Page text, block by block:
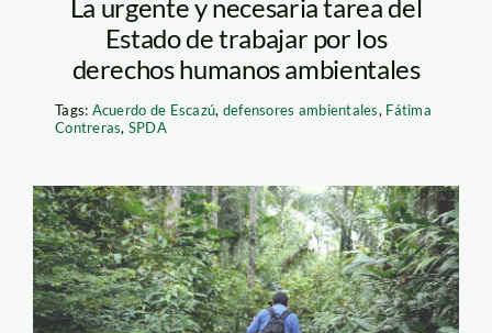
La urgente y necesaria tarea del
Estado de trabajar por los
derechos humanos ambientales
Tags: Acuerdo de Escazú, defensores ambientales, Fátima
Contreras, SPDA
demetrio-pacheco-
jaime-tranca-spda2